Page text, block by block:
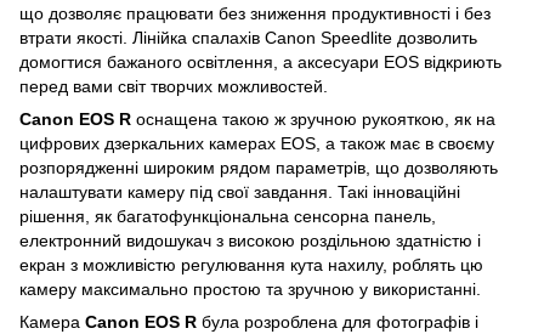
що дозволяє працювати без зниження продуктивності і без
втрати якості. Лінійка спалахів Canon Speedlite дозволить
домогтися бажаного освітлення, а аксесуари EOS відкриють
перед вами світ творчих можливостей.
Canon EOS R оснащена такою ж зручною рукояткою, як на
цифрових дзеркальних камерах EOS, а також має в своєму
розпорядженні широким рядом параметрів, що дозволяють
налаштувати камеру під свої завдання. Такі інноваційні
рішення, як багатофункціональна сенсорна панель,
електронний видошукач з високою роздільною здатністю і
екран з можливістю регулювання кута нахилу, роблять цю
камеру максимально простою та зручною у використанні.
Камера Canon EOS R була розроблена для фотографів і